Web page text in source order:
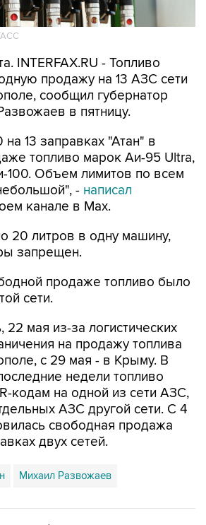
INTERFAX.RU - Топливо
сообщил губернатор
в пятницу.
13 заправках "Атан" в
Объем лимитов по всем
- написал
канале в Max.
20 литров в одну машину,
продаже топливо было
мая из-за логистических
с 29 мая - в Крыму. В
недели топливо
кодам на одной из сети АЗС,
АЗС другой сети. С 4
свободная продажа
двух сетей.
Михаил Развожаев